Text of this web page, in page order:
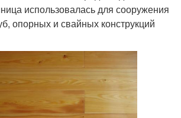
использовалась для сооружения
опорных и свайных конструкций